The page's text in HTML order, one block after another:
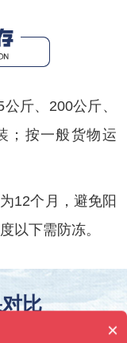
斤、200公斤、
；按一般货物运
12个月，避免阳
以下需防冻。
比
消泡剂有哪些种类？
×